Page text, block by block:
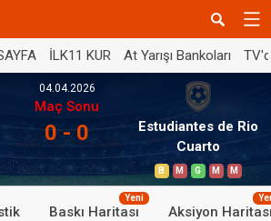
İLK11 KUR At Yarışı Bankoları
04.04.2026
Maç Sonu
0 - 0
Estudiantes de Rio
Cuarto
B M G M M
Baskı Haritası
Yeni
Aksiyon